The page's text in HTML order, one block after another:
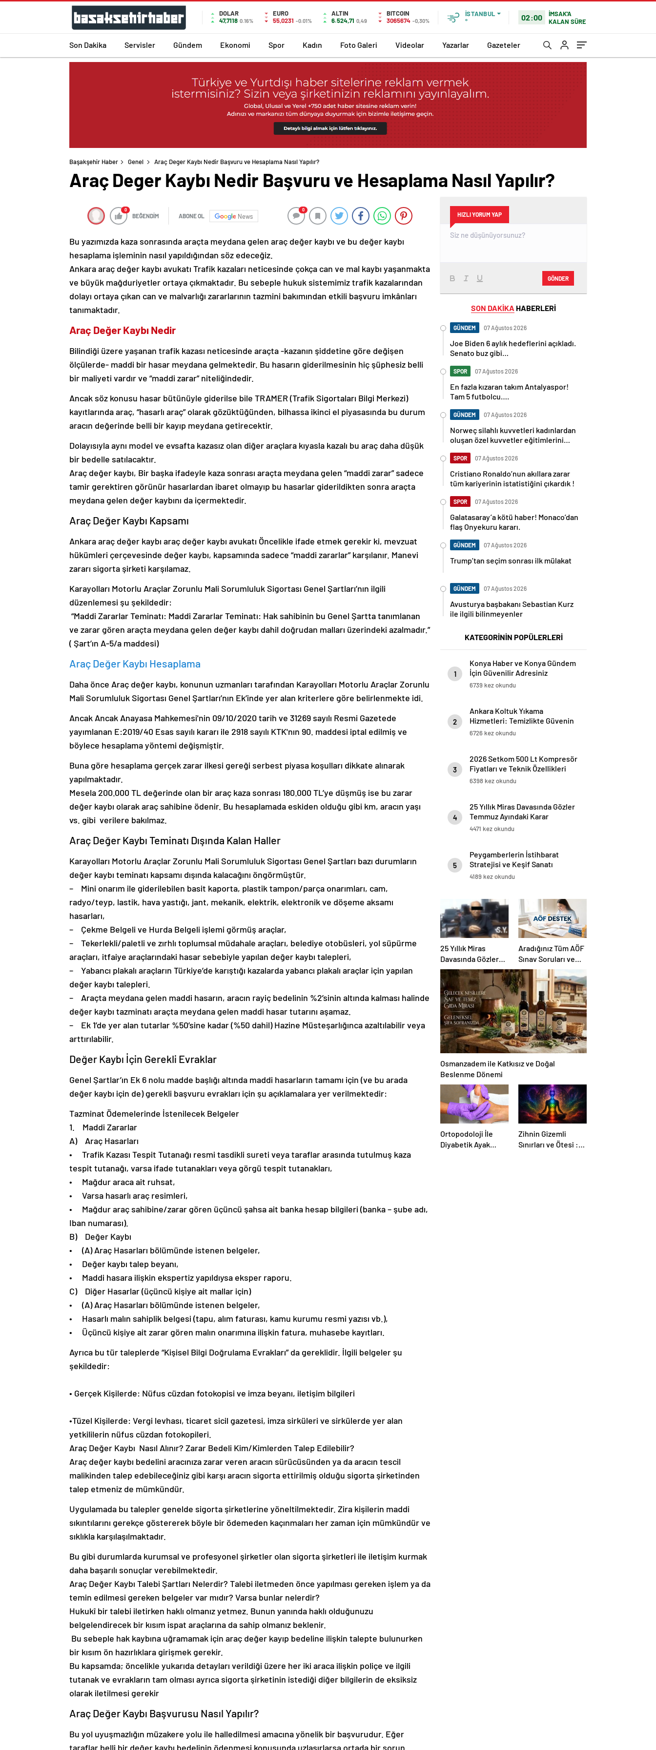
DOLAR
47,7118 0.16%
EURO
55,0231 -0.01%
ALTIN
6.524,71 0,49
BITCOIN
3065674 -0,30%
İSTANBUL
°
02:00
İMSAK'A
KALAN SÜRE
Son Dakika Servisler Gündem Ekonomi Spor Kadın Foto Galeri Videolar Yazarlar Gazeteler
Başakşehir Haber Genel Araç Deger Kaybı Nedir Başvuru ve Hesaplama Nasıl Yapılır?
Araç Deger Kaybı Nedir Başvuru ve Hesaplama Nasıl Yapılır?
0
BEĞENDİM ABONE OL News
0
Bu yazımızda kaza sonrasında araçta meydana gelen araç değer kaybı ve bu değer kaybı
hesaplama işleminin nasıl yapıldığından söz edeceğiz.
Ankara araç değer kaybı avukatı Trafik kazaları neticesinde çokça can ve mal kaybı yaşanmakta
ve büyük mağduriyetler ortaya çıkmaktadır. Bu sebeple hukuk sistemimiz trafik kazalarından
dolayı ortaya çıkan can ve malvarlığı zararlarının tazmini bakımından etkili başvuru imkânları
tanımaktadır.
Araç Değer Kaybı Nedir
Bilindiği üzere yaşanan trafik kazası neticesinde araçta -kazanın şiddetine göre değişen
ölçülerde- maddi bir hasar meydana gelmektedir. Bu hasarın giderilmesinin hiç şüphesiz belli
bir maliyeti vardır ve “maddi zarar” niteliğindedir.
Ancak söz konusu hasar bütünüyle giderilse bile TRAMER (Trafik Sigortaları Bilgi Merkezi)
kayıtlarında araç, “hasarlı araç” olarak gözüktüğünden, bilhassa ikinci el piyasasında bu durum
aracın değerinde belli bir kayıp meydana getirecektir.
Dolayısıyla aynı model ve evsafta kazasız olan diğer araçlara kıyasla kazalı bu araç daha düşük
bir bedelle satılacaktır.
Araç değer kaybı, Bir başka ifadeyle kaza sonrası araçta meydana gelen “maddi zarar” sadece
tamir gerektiren görünür hasarlardan ibaret olmayıp bu hasarlar giderildikten sonra araçta
meydana gelen değer kaybını da içermektedir.
Araç Değer Kaybı Kapsamı
Ankara araç değer kaybı araç değer kaybı avukatı Öncelikle ifade etmek gerekir ki, mevzuat
hükümleri çerçevesinde değer kaybı, kapsamında sadece “maddi zararlar” karşılanır. Manevi
zararı sigorta şirketi karşılamaz.
Karayolları Motorlu Araçlar Zorunlu Mali Sorumluluk Sigortası Genel Şartları’nın ilgili
düzenlemesi şu şekildedir:
“Maddi Zararlar Teminatı: Maddi Zararlar Teminatı: Hak sahibinin bu Genel Şartta tanımlanan
ve zarar gören araçta meydana gelen değer kaybı dahil doğrudan malları üzerindeki azalmadır.”
( Şart’ın A-5/a maddesi)
Araç Değer Kaybı Hesaplama
Daha önce Araç değer kaybı, konunun uzmanları tarafından Karayolları Motorlu Araçlar Zorunlu
Mali Sorumluluk Sigortası Genel Şartları’nın Ek’inde yer alan kriterlere göre belirlenmekte idi.
Ancak Ancak Anayasa Mahkemesi'nin 09/10/2020 tarih ve 31269 sayılı Resmi Gazetede
yayımlanan E:2019/40 Esas sayılı kararı ile 2918 sayılı KTK'nın 90. maddesi iptal edilmiş ve
böylece hesaplama yöntemi değişmiştir.
Buna göre hesaplama gerçek zarar ilkesi gereği serbest piyasa koşulları dikkate alınarak
yapılmaktadır.
Mesela 200.000 TL değerinde olan bir araç kaza sonrası 180.000 TL’ye düşmüş ise bu zarar
değer kaybı olarak araç sahibine ödenir. Bu hesaplamada eskiden olduğu gibi km, aracın yaşı
vs. gibi verilere bakılmaz.
Araç Değer Kaybı Teminatı Dışında Kalan Haller
Karayolları Motorlu Araçlar Zorunlu Mali Sorumluluk Sigortası Genel Şartları bazı durumların
değer kaybı teminatı kapsamı dışında kalacağını öngörmüştür.
– Mini onarım ile giderilebilen basit kaporta, plastik tampon/parça onarımları, cam,
radyo/teyp, lastik, hava yastığı, jant, mekanik, elektrik, elektronik ve döşeme aksamı
hasarları,
– Çekme Belgeli ve Hurda Belgeli işlemi görmüş araçlar,
– Tekerlekli/paletli ve zırhlı toplumsal müdahale araçları, belediye otobüsleri, yol süpürme
araçları, itfaiye araçlarındaki hasar sebebiyle yapılan değer kaybı talepleri,
– Yabancı plakalı araçların Türkiye’de karıştığı kazalarda yabancı plakalı araçlar için yapılan
değer kaybı talepleri.
– Araçta meydana gelen maddi hasarın, aracın rayiç bedelinin %2’sinin altında kalması halinde
değer kaybı tazminatı araçta meydana gelen maddi hasar tutarını aşamaz.
– Ek 1’de yer alan tutarlar %50’sine kadar (%50 dahil) Hazine Müsteşarlığınca azaltılabilir veya
arttırılabilir.
Değer Kaybı İçin Gerekli Evraklar
Genel Şartlar’ın Ek 6 nolu madde başlığı altında maddi hasarların tamamı için (ve bu arada
değer kaybı için de) gerekli başvuru evrakları için şu açıklamalara yer verilmektedir:
Tazminat Ödemelerinde İstenilecek Belgeler
1. Maddi Zararlar
A) Araç Hasarları
• Trafik Kazası Tespit Tutanağı resmi tasdikli sureti veya taraflar arasında tutulmuş kaza
tespit tutanağı, varsa ifade tutanakları veya görgü tespit tutanakları,
• Mağdur araca ait ruhsat,
• Varsa hasarlı araç resimleri,
• Mağdur araç sahibine/zarar gören üçüncü şahsa ait banka hesap bilgileri (banka – şube adı,
Iban numarası).
B) Değer Kaybı
• (A) Araç Hasarları bölümünde istenen belgeler,
• Değer kaybı talep beyanı,
• Maddi hasara ilişkin ekspertiz yapıldıysa eksper raporu.
C) Diğer Hasarlar (üçüncü kişiye ait mallar için)
• (A) Araç Hasarları bölümünde istenen belgeler,
• Hasarlı malın sahiplik belgesi (tapu, alım faturası, kamu kurumu resmi yazısı vb.),
• Üçüncü kişiye ait zarar gören malın onarımına ilişkin fatura, muhasebe kayıtları.
Ayrıca bu tür taleplerde “Kişisel Bilgi Doğrulama Evrakları” da gereklidir. İlgili belgeler şu
şekildedir:
• Gerçek Kişilerde: Nüfus cüzdan fotokopisi ve imza beyanı, iletişim bilgileri
•Tüzel Kişilerde: Vergi levhası, ticaret sicil gazetesi, imza sirküleri ve sirkülerde yer alan
yetkililerin nüfus cüzdan fotokopileri.
Araç Değer Kaybı Nasıl Alınır? Zarar Bedeli Kim/Kimlerden Talep Edilebilir?
Araç değer kaybı bedelini aracınıza zarar veren aracın sürücüsünden ya da aracın tescil
malikinden talep edebileceğiniz gibi karşı aracın sigorta ettirilmiş olduğu sigorta şirketinden
talep etmeniz de mümkündür.
Uygulamada bu talepler genelde sigorta şirketlerine yöneltilmektedir. Zira kişilerin maddi
sıkıntılarını gerekçe göstererek böyle bir ödemeden kaçınmaları her zaman için mümkündür ve
sıklıkla karşılaşılmaktadır.
Bu gibi durumlarda kurumsal ve profesyonel şirketler olan sigorta şirketleri ile iletişim kurmak
daha başarılı sonuçlar verebilmektedir.
Araç Değer Kaybı Talebi Şartları Nelerdir? Talebi iletmeden önce yapılması gereken işlem ya da
temin edilmesi gereken belgeler var mıdır? Varsa bunlar nelerdir?
Hukukî bir talebi iletirken haklı olmanız yetmez. Bunun yanında haklı olduğunuzu
belgelendirecek bir kısım ispat araçlarına da sahip olmanız beklenir.
Bu sebeple hak kaybına uğramamak için araç değer kayıp bedeline ilişkin talepte bulunurken
bir kısım ön hazırlıklara girişmek gerekir.
Bu kapsamda; öncelikle yukarıda detayları verildiği üzere her iki araca ilişkin poliçe ve ilgili
tutanak ve evrakların tam olması ayrıca sigorta şirketinin istediği diğer bilgilerin de eksiksiz
olarak iletilmesi gerekir
Araç Değer Kaybı Başvurusu Nasıl Yapılır?
Bu yol uyuşmazlığın müzakere yolu ile halledilmesi amacına yönelik bir başvurudur. Eğer
taraflar belli bir değer kaybı bedelinin ödenmesi konusunda uzlaşırlarsa ortada bir sorun
HIZLI YORUM YAP
GÖNDER
SON DAKİKA HABERLERİ
GÜNDEM 07 Ağustos 2026
Joe Biden 6 aylık hedeflerini açıkladı.
Senato buz gibi…
SPOR 07 Ağustos 2026
En fazla kızaran takım Antalyaspor!
Tam 5 futbolcu….
GÜNDEM 07 Ağustos 2026
Norweç silahlı kuvvetleri kadınlardan
oluşan özel kuvvetler eğitimlerini
SPOR 07 Ağustos 2026
Cristiano Ronaldo’nun akıllara zarar
tüm kariyerinin istatistiğini çıkardık !
SPOR 07 Ağustos 2026
Galatasaray’a kötü haber! Monaco’dan
flaş Onyekuru kararı.
GÜNDEM 07 Ağustos 2026
Trump’tan seçim sonrası ilk mülakat
GÜNDEM 07 Ağustos 2026
Avusturya başbakanı Sebastian Kurz
ile ilgili bilinmeyenler
KATEGORİNİN POPÜLERLERİ
1
Konya Haber ve Konya Gündem
İçin Güvenilir Adresiniz
6739 kez okundu
2
Ankara Koltuk Yıkama
Hizmetleri: Temizlikte Güvenin
Adresi
6726 kez okundu
3
2026 Setkom 500 Lt Kompresör
Fiyatları ve Teknik Özellikleri
6398 kez okundu
4
25 Yıllık Miras Davasında Gözler
Temmuz Ayındaki Karar
Duruşmasına Çevrildi
4471 kez okundu
5
Peygamberlerin İstihbarat
Stratejisi ve Keşif Sanatı
4189 kez okundu
25 Yıllık Miras
Davasında Gözler
Temmuz Ayındaki
Karar Duruşmasına
Çevrildi
Aradığınız Tüm AÖF
Sınav Soruları ve
Canlı Açıköğretim
Forumu Burada
Osmanzadem ile Katkısız ve Doğal
Beslenme Dönemi
Ortopodoloji İle
Diyabetik Ayak
Zihnin Gizemli
Sınırları ve Ötesi :